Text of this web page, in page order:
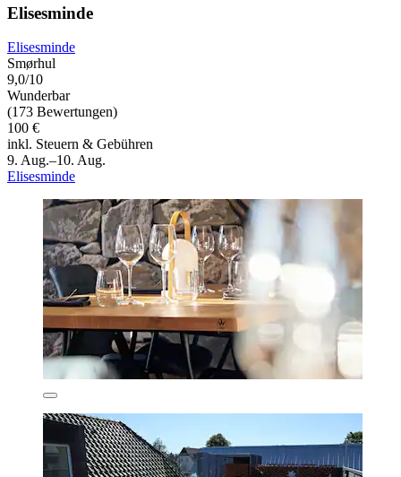
Elisesminde
Elisesminde
Smørhul
9,0/10
Wunderbar
(173 Bewertungen)
100 €
inkl. Steuern & Gebühren
9. Aug.–10. Aug.
Elisesminde